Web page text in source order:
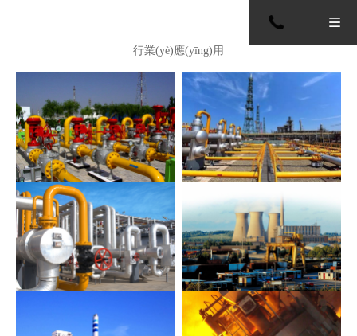
行業(yè)應(yīng)用